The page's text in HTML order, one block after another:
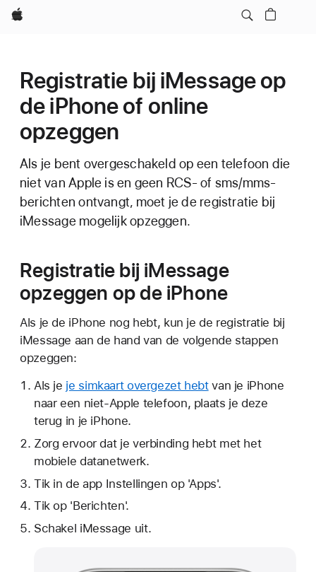
Apple
Registratie bij iMessage op
de iPhone of online
opzeggen
Als je bent overgeschakeld op een telefoon die
niet van Apple is en geen RCS- of sms/mms-
berichten ontvangt, moet je de registratie bij
iMessage mogelijk opzeggen.
Registratie bij iMessage
opzeggen op de iPhone
Als je de iPhone nog hebt, kun je de registratie bij
iMessage aan de hand van de volgende stappen
opzeggen:
Als je je simkaart overgezet hebtvan je iPhone
naar een niet-Apple telefoon, plaats je deze
terug in je iPhone.
Zorg ervoor dat je verbinding hebt met het
mobiele datanetwerk.
Tik in de app Instellingen op 'Apps'.
Tik op 'Berichten'.
Schakel iMessage uit.